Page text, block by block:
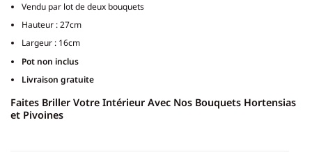
Vendu par lot de deux bouquets
Hauteur : 27cm
Largeur : 16cm
Pot non inclus
Livraison gratuite
Faites Briller Votre Intérieur Avec Nos Bouquets Hortensias
et Pivoines